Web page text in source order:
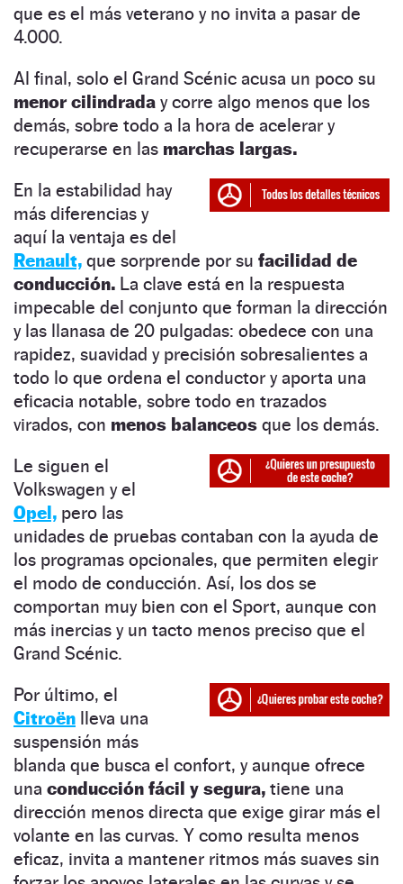
que es el más veterano y no invita a pasar de
4.000.
Al final, solo el Grand Scénic acusa un poco su
menor cilindrada y corre algo menos que los
demás, sobre todo a la hora de acelerar y
recuperarse en las marchas largas.
En la estabilidad hay
más diferencias y
aquí la ventaja es del
Renault, que sorprende por su facilidad de
conducción. La clave está en la respuesta
impecable del conjunto que forman la dirección
y las llanasa de 20 pulgadas: obedece con una
rapidez, suavidad y precisión sobresalientes a
todo lo que ordena el conductor y aporta una
eficacia notable, sobre todo en trazados
virados, con menos balanceos que los demás.
Le siguen el
Volkswagen y el
Opel, pero las
unidades de pruebas contaban con la ayuda de
los programas opcionales, que permiten elegir
el modo de conducción. Así, los dos se
comportan muy bien con el Sport, aunque con
más inercias y un tacto menos preciso que el
Grand Scénic.
Por último, el
Citroën lleva una
suspensión más
blanda que busca el confort, y aunque ofrece
una conducción fácil y segura, tiene una
dirección menos directa que exige girar más el
volante en las curvas. Y como resulta menos
eficaz, invita a mantener ritmos más suaves sin